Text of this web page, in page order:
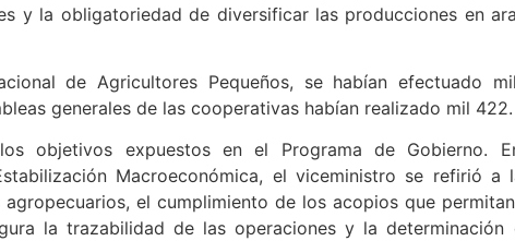
y la obligatoriedad de diversificar las producciones en
de Agricultores Pequeños, se habían efectuado
generales de las cooperativas habían realizado mil 422.
objetivos expuestos en el Programa de Gobierno.
Macroeconómica, el viceministro se refirió a
el cumplimiento de los acopios que
la trazabilidad de las operaciones y la